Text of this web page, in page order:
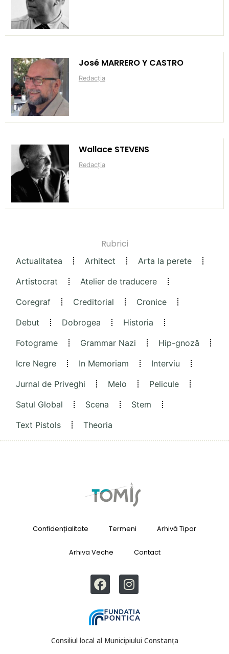
José MARRERO Y CASTRO
Redacția
Wallace STEVENS
Redacția
Rubrici
Actualitatea Arhitect
Arta la perete
Artistocrat
Atelier de traducere
Coregraf
Creditorial
Cronice
Debut
Dobrogea
Historia
Fotograme
Grammar Nazi
Hip-gnoză
Icre Negre
In Memoriam
Interviu
Jurnal de Priveghi
Melo
Pelicule
Satul Global
Scena
Stem
Text Pistols
Theoria
Confidențialitate Termeni Arhivă Tipar
Arhiva Veche Contact
Consiliul local al Municipiului Constanța